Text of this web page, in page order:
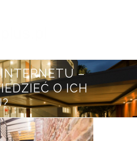
–
O ICH